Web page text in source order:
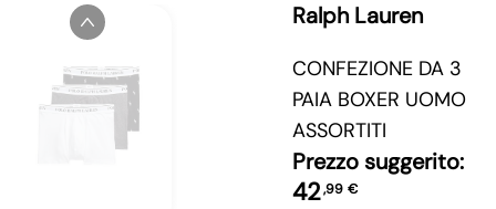
Previous slide
Ralph Lauren
CONFEZIONE DA 3
PAIA BOXER UOMO
ASSORTITI
Prezzo suggerito:
42,99 €